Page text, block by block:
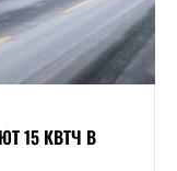
15 КВТЧ В